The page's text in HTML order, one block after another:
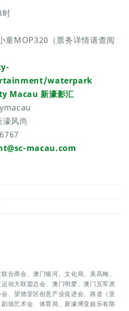
时
童MOP320（票务详情请查阅
waterpark
Macau 新濠影汇
风尚
macau.com
合商会、澳门银河、文化局、美高梅、
动大联盟总会、澳门明爱、澳门五军虎
、望德堂区创意产业促进会、路道（亚
场艺术会、体育局、新濠博亚娱乐有限